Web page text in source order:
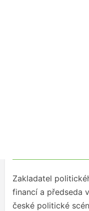
Zakladatel
financí a předseda
české politické